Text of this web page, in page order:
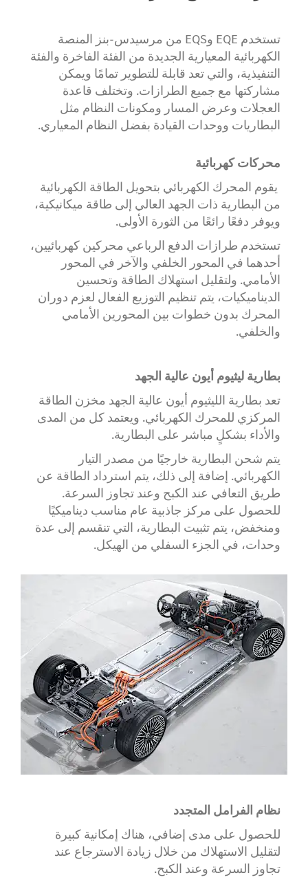
تستخدم EQE وEQS من مرسيدس-بنز المنصة
الكهربائية المعيارية الجديدة من الفئة الفاخرة والفئة
التنفيذية، والتي تعد قابلة للتطوير تمامًا ويمكن
مشاركتها مع جميع الطرازات. وتختلف قاعدة
العجلات وعرض المسار ومكونات النظام مثل
البطاريات ووحدات القيادة بفضل النظام المعياري.
محركات كهربائية
يقوم المحرك الكهربائي بتحويل الطاقة الكهربائية
من البطارية ذات الجهد العالي إلى طاقة ميكانيكية،
ويوفر دفعًا رائعًا من الثورة الأولى.
تستخدم طرازات الدفع الرباعي محركين كهربائيين،
أحدهما في المحور الخلفي والآخر في المحور
الأمامي. ولتقليل استهلاك الطاقة وتحسين
الديناميكيات، يتم تنظيم التوزيع الفعال لعزم دوران
المحرك بدون خطوات بين المحورين الأمامي
والخلفي.
بطارية ليثيوم أيون عالية الجهد
تعد بطارية الليثيوم أيون عالية الجهد مخزن الطاقة
المركزي للمحرك الكهربائي. ويعتمد كل من المدى
والأداء بشكلٍ مباشر على البطارية.
يتم شحن البطارية خارجيًا من مصدر التيار
الكهربائي. إضافة إلى ذلك، يتم استرداد الطاقة عن
طريق التعافي عند الكبح وعند تجاوز السرعة.
للحصول على مركز جاذبية عام مناسب ديناميكيًا
ومنخفض، يتم تثبيت البطارية، التي تنقسم إلى عدة
وحدات، في الجزء السفلي من الهيكل.
نظام الفرامل المتجدد
للحصول على مدى إضافي، هناك إمكانية كبيرة
لتقليل الاستهلاك من خلال زيادة الاسترجاع عند
تجاوز السرعة وعند الكبح.